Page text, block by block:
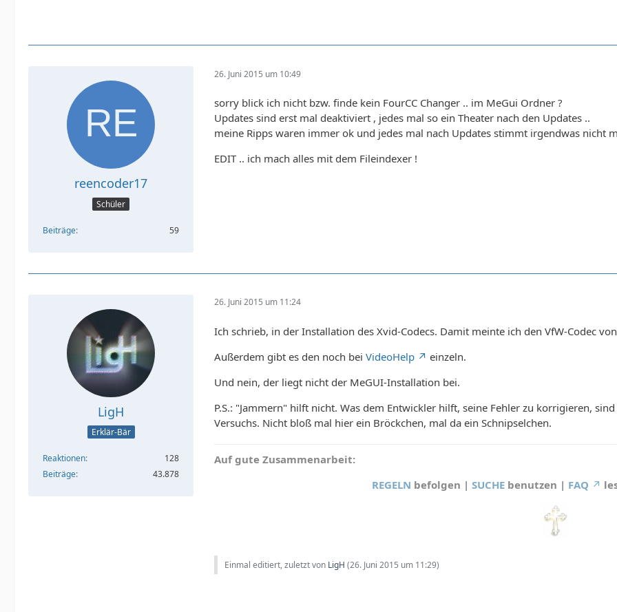
reencoder17
Schüler
Beiträge 59
26. Juni 2015 um 10:49
sorry blick ich nicht bzw. finde kein FourCC Changer .. im MeGui Ordner ?
Updates sind erst mal deaktiviert , jedes mal so ein Theater nach den Updates ..
meine Ripps waren immer ok und jedes mal nach Updates stimmt irgendwas nicht
EDIT .. ich mach alles mit dem Fileindexer !
LigH
Erklär-Bär
Reaktionen
128
Beiträge
43.878
26. Juni 2015 um 11:24
Ich schrieb, in der Installation des Xvid-Codecs. Damit meinte ich den VfW-Codec
Außerdem gibt es den noch bei VideoHelp
einzeln.
Und nein, der liegt nicht der MeGUI-Installation bei.
P.S.: "Jammern" hilft nicht. Was dem Entwickler hilft, seine Fehler zu korrigieren,
Versuchs. Nicht bloß mal hier ein Bröckchen, mal da ein Schnipselchen.
Auf gute Zusammenarbeit:
REGELN befolgen | SUCHE benutzen | FAQ
Einmal editiert, zuletzt von LigH (26. Juni 2015 um 11:29)